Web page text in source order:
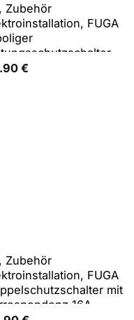
Zubehör
FUGA
12-Modul-LED-
€
Zubehör
FUGA
mit
16A,